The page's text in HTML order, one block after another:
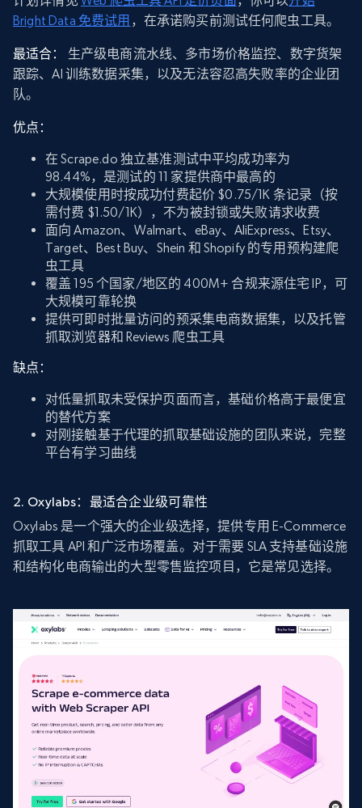
Bright Data 免费试用 ，在承诺购买前测试任何爬虫工具。
最适合：
生产级电商流水线、多市场价格监控、数字货架
跟踪、AI 训练数据采集，以及无法容忍高失败率的企业团
队。
优点：
在 Scrape.do 独立基准测试中平均成功率为
98.44%，是测试的 11 家提供商中最高的
大规模使用时按成功付费起价 $0.75/1K 条记录（按
需付费 $1.50/1K），不为被封锁或失败请求收费
面向 Amazon、Walmart、eBay、AliExpress、Etsy、
Target、Best Buy、Shein 和 Shopify 的专用预构建爬
虫工具
覆盖 195 个国家/地区的 400M+ 合规来源住宅 IP，可
大规模可靠轮换
提供可即时批量访问的预采集电商数据集，以及托管
抓取浏览器和 Reviews 爬虫工具
缺点：
对低量抓取未受保护页面而言，基础价格高于最便宜
的替代方案
对刚接触基于代理的抓取基础设施的团队来说，完整
平台有学习曲线
2. Oxylabs：最适合企业级可靠性
Oxylabs 是一个强大的企业级选择，提供专用 E-Commerce
抓取工具 API 和广泛市场覆盖。对于需要 SLA 支持基础设施
和结构化电商输出的大型零售监控项目，它是常见选择。